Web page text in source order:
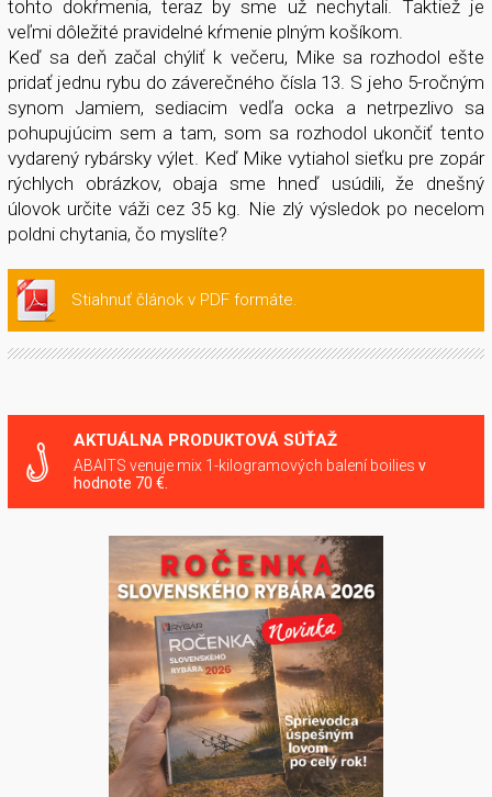
tohto dokŕmenia, teraz by sme už nechytali. Taktiež je
veľmi dôležité pravidelné kŕmenie plným košíkom.
Keď sa deň začal chýliť k večeru, Mike sa rozhodol ešte
pridať jednu rybu do záverečného čísla 13. S jeho 5-ročným
synom Jamiem, sediacim vedľa ocka a netrpezlivo sa
pohupujúcim sem a tam, som sa rozhodol ukončiť tento
vydarený rybársky výlet. Keď Mike vytiahol sieťku pre zopár
rýchlych obrázkov, obaja sme hneď usúdili, že dnešný
úlovok určite váži cez 35 kg. Nie zlý výsledok po necelom
poldni chytania, čo myslíte?
Stiahnuť článok v PDF formáte.
AKTUÁLNA PRODUKTOVÁ SÚŤAŽ
ABAITS venuje mix 1-kilogramových balení boilies v
hodnote 70 €.